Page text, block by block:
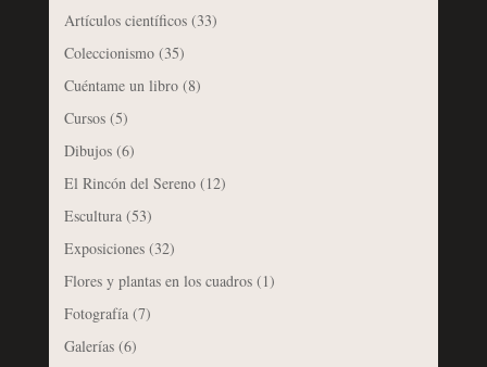
Artículos científicos(33)
Coleccionismo(35)
Cuéntame un libro(8)
Cursos(5)
Dibujos(6)
El Rincón del Sereno(12)
Escultura(53)
Exposiciones(32)
Flores y plantas en los cuadros(1)
Fotografía(7)
Galerías(6)